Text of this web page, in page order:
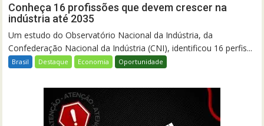
Conheça 16 profissões que devem crescer na
indústria até 2035
Um estudo do Observatório Nacional da Indústria, da
Confederação Nacional da Indústria (CNI), identificou 16 perfis...
Brasil Destaque Economia Oportunidade